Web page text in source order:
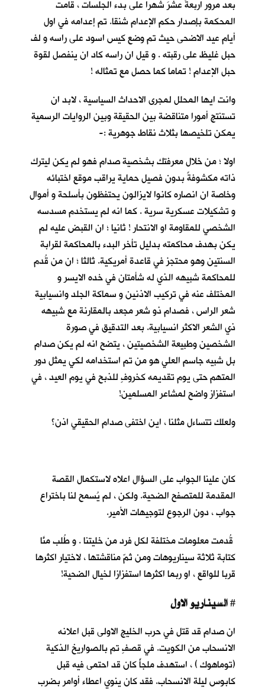
بعد مرور اربعةَ عشرَ شهرا على بدء الجلسات ، قامت
المحكمة بإصدار حكم الإعدام شنقا. تم إعدامه في اول
أيام عيد الاضحى حيث تم وضع كيس اسود على راسه و لف
حبل غليظ على رقبته . و قيل ان راسه كاد ان ينفصل لقوة
حبل الإعدام ! تماما كما حصل مع تمثاله !
وانت ايها المحلل لمجرى الاحداث السياسية ، لابد ان
تستنتج أمورا متناقضة بين الحقيقة وبين الروايات الرسمية
يمكن تلخيصها بثلاث نقاط جوهرية :-
اولا ؛ من خلال معرفتك بشخصية صدام فهو لم يكن ليترك
ذاته مكشوفةً بدون فصيل حماية يراقب موقع اختبائه
وخاصة ان انصاره كانوا لايزالون يحتفظون بأسلحة و أموال
و تشكيلات عسكرية سرية . كما انه لم يستخدم مسدسه
الشخصي للمقاومة او الانتحار ! ثانيا ؛ ان القبض عليه لم
يكن بهدف محاكمته بدليل تأخر البدء بالمحاكمة لقرابة
السنتين وهو محتجز في قاعدة أمريكية. ثالثا ؛ ان من قُدم
للمحاكمة شبيهه الذي له شأمتان في خده الايسر و
المختلف عنه في تركيب الاذنين و سماكة الجلد وانسيابية
شعر الراس ، فصدام ذو شعر مجعد بالمقارنة مع شبيهه
ذي الشعر الاكثر انسيابية. بعد التدقيق في صورة
الشخصين وطبيعة الشخصيتين ، يتضح انه لم يكن صدام
بل شبيه جاسم العلي هو من تم استخدامه لكي يمثل دور
المتهم حتى يوم تقديمه كخروفٍ للذبح في يوم العيد ، في
استفزاز واضح لمشاعر المسلمين!
ولعلك تتساءل مثلنا ، اين اختفى صدام الحقيقي اذن؟
كان علينا الجواب على السؤال اعلاه لاستكمال القصة
المقدمة للمتصفح الضحية. ولكن ، لم يُسمح لنا باختراع
جواب ، دون الرجوع لتوجيهات الأمير.
قُدمت معلومات مختلفة لكل فرد من خليتنا . و طُلب منَّا
كتابة ثلاثة سيناريوهات ومن ثمّ مناقشتها ، لاختيار اكثرها
قربا للواقع ، او ربما اكثرها استفزازا لخيال الضحية!
#
ان صدام قد قتل في حرب الخليج الاولى قبل اعلانه
الانسحاب من الكويت. في قصفٍ تم بالصواريخ الذكية
(توماهوك ) ، استهدف ملجأً كان قد احتمى فيه قبل
كابوس ليلة الانسحاب. فقد كان ينوي اعطاء أوامر بضرب